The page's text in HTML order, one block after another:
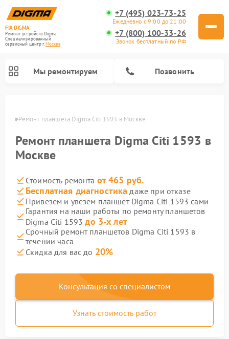
FIX-DIGMA
Ремонт устройств Digma
Специализированный
cервисный центр г.Москва
+7 (495) 023-73-25
Ежедневно с 9:00 до 21:00
+7 (800) 100-33-26
Звонок бесплатный по РФ
Мы ремонтируем Позвонить
Ремонт планшета Digma Citi 1593 в Москве
Ремонт планшета Digma Citi 1593 в
Москве
Стоимость ремонта от 465 руб.
Бесплатная диагностика даже при отказе
Привезем и увезем планшет Digma Citi 1593 сами
Гарантия на наши работы по ремонту планшетов
Digma Citi 1593до 3-х лет
Срочный ремонт планшетов Digma Citi 1593 в
течении часа
Скидка для вас до 20%
Консультация со специалистом
Узнать стоимость работ